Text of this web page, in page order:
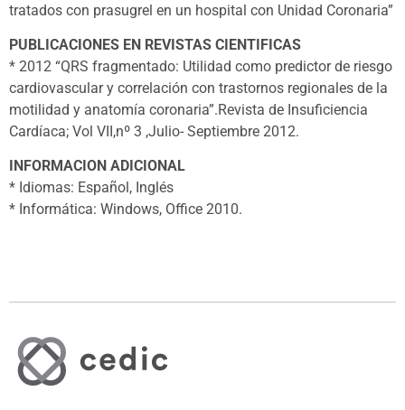
tratados con prasugrel en un hospital con Unidad Coronaria”
PUBLICACIONES EN REVISTAS CIENTIFICAS
* 2012 “QRS fragmentado: Utilidad como predictor de riesgo
cardiovascular y correlación con trastornos regionales de la
motilidad y anatomía coronaria”.Revista de Insuficiencia
Cardíaca; Vol VII,nº 3 ,Julio- Septiembre 2012.
INFORMACION ADICIONAL
* Idiomas: Español, Inglés
* Informática: Windows, Office 2010.